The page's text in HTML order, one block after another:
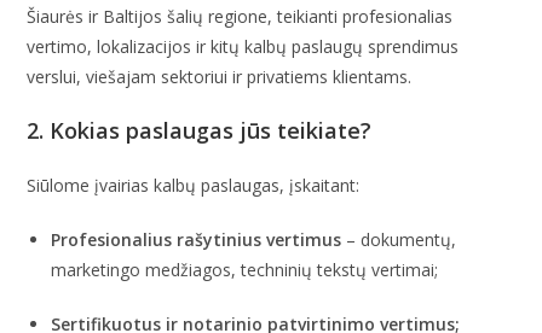
Šiaurės ir Baltijos šalių regione, teikianti profesionalias
vertimo, lokalizacijos ir kitų kalbų paslaugų sprendimus
verslui, viešajam sektoriui ir privatiems klientams.
2. Kokias paslaugas jūs teikiate?
Siūlome įvairias kalbų paslaugas, įskaitant:
Profesionalius rašytinius vertimus – dokumentų,
marketingo medžiagos, techninių tekstų vertimai;
Sertifikuotus ir notarinio patvirtinimo vertimus;